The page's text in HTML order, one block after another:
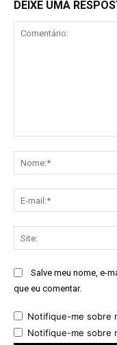
DEIXE UMA
Salve meu nome, e-
que eu comentar.
Notifique-me sobre
Notifique-me sobre